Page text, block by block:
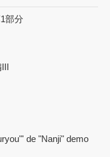
部分
de "Nanji" demo